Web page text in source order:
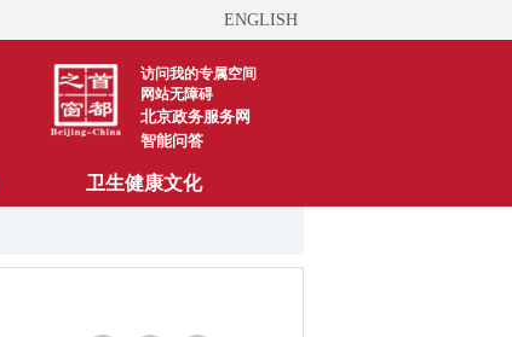
ENGLISH
访问我的专属空间
网站无障碍
北京政务服务网
智能问答
卫生健康文化